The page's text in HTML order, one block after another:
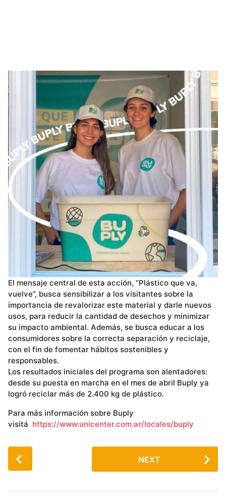
El mensaje central de esta acción, “Plástico que va,
vuelve”, busca sensibilizar a los visitantes sobre la
importancia de revalorizar este material y darle nuevos
usos, para reducir la cantidad de desechos y minimizar
su impacto ambiental. Además, se busca educar a los
consumidores sobre la correcta separación y reciclaje,
con el fin de fomentar hábitos sostenibles y
responsables.
Los resultados iniciales del programa son alentadores:
desde su puesta en marcha en el mes de abril Buply ya
logró reciclar más de 2.400 kg de plástico.
Para más información sobre Buply
visitá https://www.unicenter.com.ar/locales/buply
P
o
NEXT